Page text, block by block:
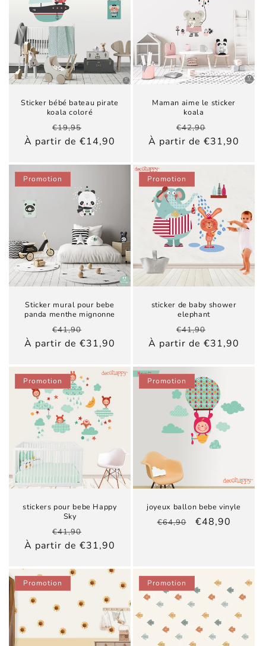
Sticker bébé bateau pirate
koala coloré
Prix
habituel
€19,95
promotionnel
À partir de €14,90
Maman aime le sticker
koala
Prix
habituel
€42,90
À partir de €31,90
Promotion
Sticker mural pour bebe
panda menthe mignonne
Prix
habituel
€41,90
promotionnel
À partir de €31,90
Promotion
sticker de baby shower
elephant
Prix
habituel
€41,90
À partir de €31,90
Promotion
stickers pour bebe Happy
Sky
Prix
habituel
€41,90
promotionnel
À partir de €31,90
Promotion
joyeux ballon bebe vinyle
Prix
€64,90
Prix
€48,90
Promotion Promotion